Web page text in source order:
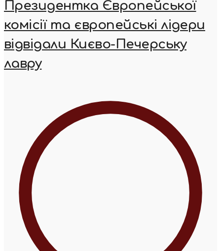
Президентка Європейської
комісії та європейські лідери
відвідали Києво-Печерську
лавру